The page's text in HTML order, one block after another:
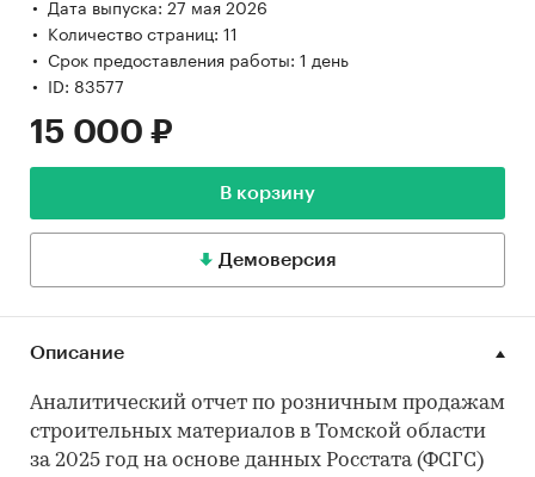
Дата выпуска: 27 мая 2026
Количество страниц: 11
Срок предоставления работы: 1 день
ID: 83577
15 000 ₽
В корзину
Демоверсия
Описание
Аналитический отчет по розничным продажам
строительных материалов в Томской области
за 2025 год на основе данных Росстата (ФСГС)